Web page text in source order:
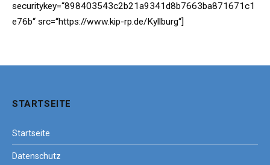
securitykey=“898403543c2b21a9341d8b7663ba871671c1
e76b“ src=“https://www.kip-rp.de/Kyllburg“]
STARTSEITE
Startseite
Datenschutz